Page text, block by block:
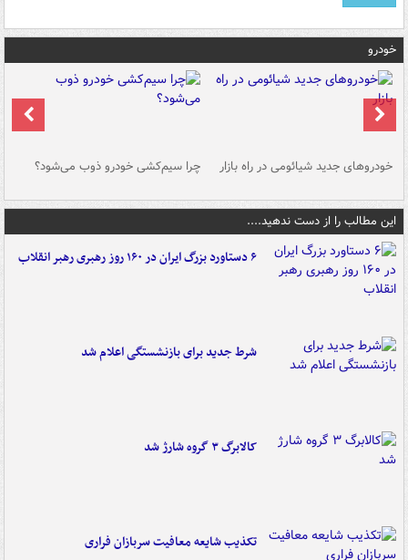
خودرو
خودروهای جدید شیائومی در راه بازار چرا سیم‌کشی خودرو ذوب می‌شود؟
این مطالب را از دست ندهید....
۶ دستاورد بزرگ ایران در ۱۶۰ روز رهبری رهبر انقلاب
شرط جدید برای بازنشستگی اعلام شد
کالابرگ ۳ گروه شارژ شد
تکذیب شایعه معافیت سربازان فراری